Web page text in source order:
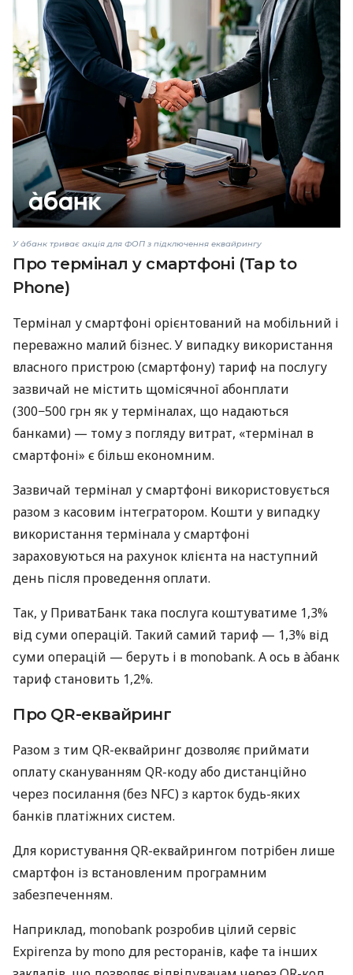
У àбанк триває акція для ФОП з підключення еквайрингу
Про термінал у смартфоні (Tap to
Phone)
Термінал у смартфоні орієнтований на мобільний і
переважно малий бізнес. У випадку використання
власного пристрою (смартфону) тариф на послугу
зазвичай не містить щомісячної абонплати
(300−500 грн як у терміналах, що надаються
банками) — тому з погляду витрат, «термінал в
смартфоні» є більш економним.
Зазвичай термінал у смартфоні використовується
разом з касовим інтегратором. Кошти у випадку
використання термінала у смартфоні
зараховуються на рахунок клієнта на наступний
день після проведення оплати.
Так, у ПриватБанк така послуга коштуватиме 1,3%
від суми операцій. Такий самий тариф — 1,3% від
суми операцій — беруть і в monobank. А ось в àбанк
тариф становить 1,2%.
Про QR-еквайринг
Разом з тим QR-еквайринг дозволяє приймати
оплату скануванням QR-коду або дистанційно
через посилання (без NFC) з карток будь-яких
банків платіжних систем.
Для користування QR-еквайрингом потрібен лише
смартфон із встановленим програмним
забезпеченням.
Наприклад, monobank розробив цілий сервіс
Expirenza by mono для ресторанів, кафе та інших